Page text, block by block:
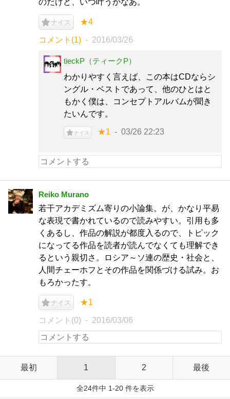
のだけど、いつ叶うかなあ。
ナイス ★4
コメント(1) 2016/03/26
tieckP（ティークP）
わかりやすく言えば、この本はCDならシ
ングル・ベストであって、他のひとはと
もかく僕は、コンセプトアルバムが聞き
たいんです。
ナイス ★1 03/26 22:23
Reiko Murano
若干アカデミズム寄りの小論集。が、かなり平易
な表現で書かれているので読みやすい。引用も多
くあるし、作品の解説が都度入るので、トピック
になってる作品を読者が読んでなくても理解でき
るという親切さ。ロシア～ソ連の歴史・社会と、
人間チェーホフとその作品を関係づける試み。お
もろかったす。
ナイス ★1
コメント(0) 2016/03/06
最初 1 2 最後
全24件中 1-20 件を表示